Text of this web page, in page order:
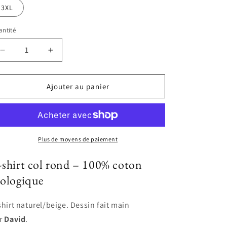
3XL
Réduire
la
quantité
T-
CRUSOE
Augmenter
la
quantité
de
T-
-
CRUSOE
Ajouter au panier
Plus de moyens de paiement
col rond – 100% coton
naturel/beige. Dessin fait main
David.